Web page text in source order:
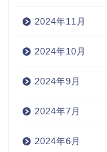
2024年11月
2024年10月
2024年9月
2024年7月
2024年6月